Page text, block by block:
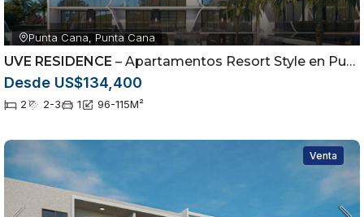
Punta Cana, Punta Cana
UVE RESIDENCE – Apartamentos Resort Style en Punta Cana desde US$134,400 | Alta Rentabilidad
Desde US$134,400
2 2-3 1 96-115M²
Venta